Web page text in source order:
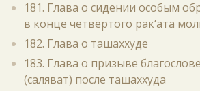
181. Глава о сидении особым
в конце четвёртого рак‘ата
182. Глава о ташаххуде
183. Глава о призыве
(саляват) после ташаххуда